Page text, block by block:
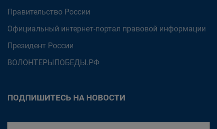
Правительство России
Официальный интернет-портал правовой информации
Президент России
ВОЛОНТЕРЫПОБЕДЫ.РФ
ПОДПИШИТЕСЬ НА НОВОСТИ